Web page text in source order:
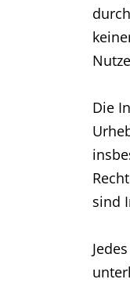
Die
sind